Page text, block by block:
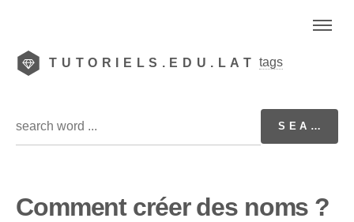
TUTORIELS.EDU.LAT tags
Comment créer des noms ?